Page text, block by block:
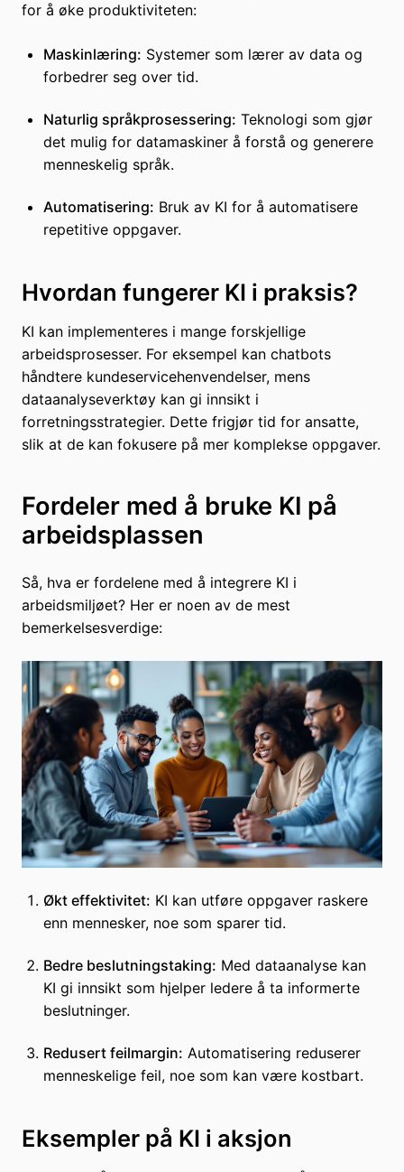
for å øke produktiviteten:
Maskinlæring: Systemer som lærer av data og
forbedrer seg over tid.
Naturlig språkprosessering: Teknologi som gjør
det mulig for datamaskiner å forstå og generere
menneskelig språk.
Automatisering: Bruk av KI for å automatisere
repetitive oppgaver.
Hvordan fungerer KI i praksis?
KI kan implementeres i mange forskjellige
arbeidsprosesser. For eksempel kan chatbots
håndtere kundeservicehenvendelser, mens
dataanalyseverktøy kan gi innsikt i
forretningsstrategier. Dette frigjør tid for ansatte,
slik at de kan fokusere på mer komplekse oppgaver.
Fordeler med å bruke KI på
arbeidsplassen
Så, hva er fordelene med å integrere KI i
arbeidsmiljøet? Her er noen av de mest
bemerkelsesverdige:
Økt effektivitet: KI kan utføre oppgaver raskere
enn mennesker, noe som sparer tid.
Bedre beslutningstaking: Med dataanalyse kan
KI gi innsikt som hjelper ledere å ta informerte
beslutninger.
Redusert feilmargin: Automatisering reduserer
menneskelige feil, noe som kan være kostbart.
Eksempler på KI i aksjon